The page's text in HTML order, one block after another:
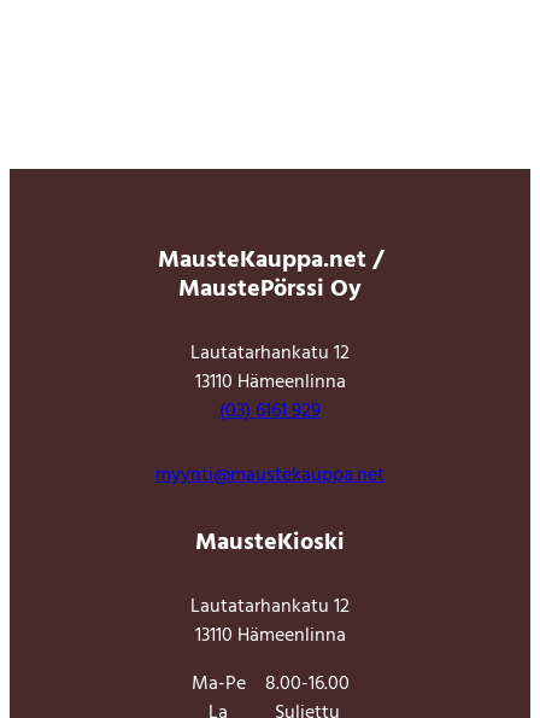
MausteKauppa.net /
MaustePörssi Oy
Lautatarhankatu 12
13110 Hämeenlinna
(03) 6161 929
myynti@maustekauppa.net
MausteKioski
Lautatarhankatu 12
13110 Hämeenlinna
Ma-Pe
8.00-16.00